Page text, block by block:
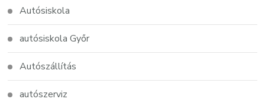
Autósiskola
autósiskola Győr
Autószállítás
autószerviz